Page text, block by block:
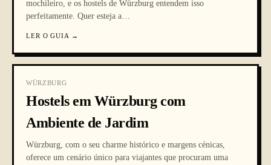
mochileiro, e os hostels de Würzburg entendem isso
perfeitamente. Quer esteja a…
LER O GUIA →
WÜRZBURG
Hostels em Würzburg com
Ambiente de Jardim
Würzburg, com o seu charme histórico e margens cénicas,
oferece um cenário único para viajantes que procuram uma